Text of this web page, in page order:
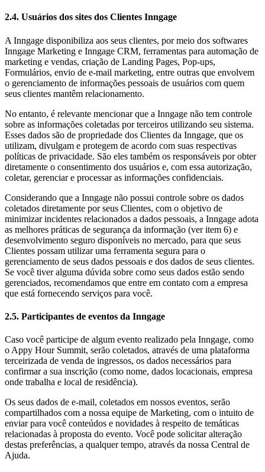
2.4. Usuários dos sites dos Clientes Inngage
A Inngage disponibiliza aos seus clientes, por meio dos softwares
Inngage Marketing e Inngage CRM, ferramentas para automação de
marketing e vendas, criação de Landing Pages, Pop-ups,
Formulários, envio de e-mail marketing, entre outras que envolvem
o gerenciamento de informações pessoais de usuários com quem
seus clientes mantêm relacionamento.
No entanto, é relevante mencionar que a Inngage não tem controle
sobre as informações coletadas por terceiros utilizando seu sistema.
Esses dados são de propriedade dos Clientes da Inngage, que os
utilizam, divulgam e protegem de acordo com suas respectivas
políticas de privacidade. São eles também os responsáveis por obter
diretamente o consentimento dos usuários e, com essa autorização,
coletar, gerenciar e processar as informações confidenciais.
Considerando que a Inngage não possui controle sobre os dados
coletados diretamente por seus Clientes, com o objetivo de
minimizar incidentes relacionados a dados pessoais, a Inngage adota
as melhores práticas de segurança da informação (ver item 6) e
desenvolvimento seguro disponíveis no mercado, para que seus
Clientes possam utilizar uma ferramenta segura para o
gerenciamento de seus dados pessoais e dos dados de seus clientes.
Se você tiver alguma dúvida sobre como seus dados estão sendo
gerenciados, recomendamos que entre em contato com a empresa
que está fornecendo serviços para você.
2.5. Participantes de eventos da Inngage
Caso você participe de algum evento realizado pela Inngage, como
o Appy Hour Summit, serão coletados, através de uma plataforma
terceirizada de venda de ingressos, os dados necessários para
confirmar a sua inscrição (como nome, dados locacionais, empresa
onde trabalha e local de residência).
Os seus dados de e-mail, coletados em nossos eventos, serão
compartilhados com a nossa equipe de Marketing, com o intuito de
enviar para você conteúdos e novidades à respeito de temáticas
relacionadas à proposta do evento. Você pode solicitar alteração
destas preferências, a qualquer tempo, através da nossa Central de
Ajuda.